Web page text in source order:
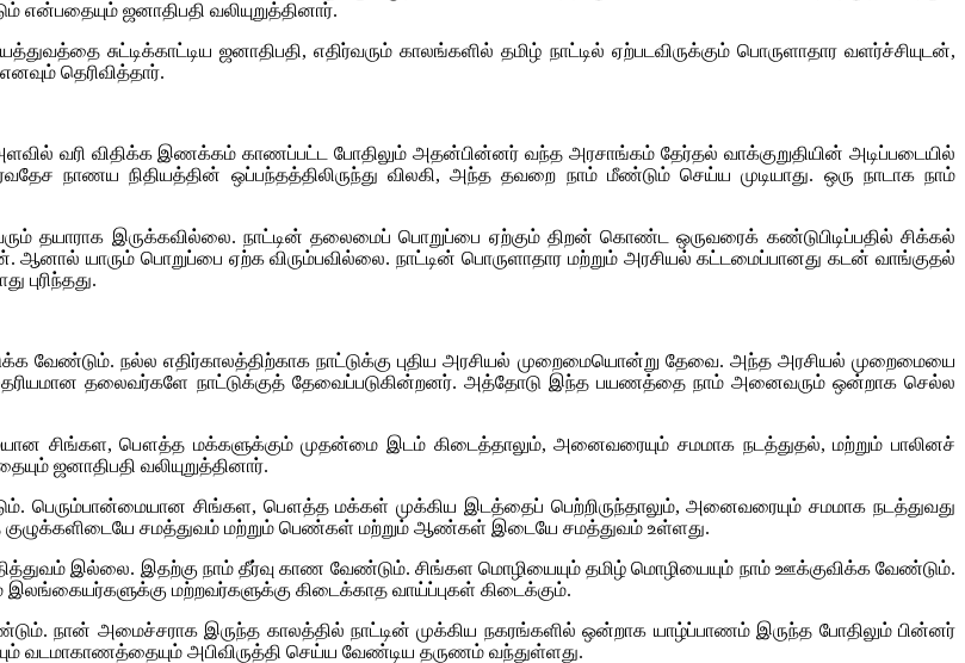
ஜனாதிபதி வலியுறுத்தினார்.
சுட்டிக்காட்டிய ஜனாதிபதி, எதிர்வரும் காலங்களில் தமிழ் நாட்டில் ஏற்படவிருக்கும் பொருளாதார வளர்ச்சியுடன்,
தெரிவித்தார்.
வரி விதிக்க இணக்கம் காணப்பட்ட போதிலும் அதன்பின்னர் வந்த அரசாங்கம் தேர்தல் வாக்குறுதியின் அடிப்படையில்
நாணய நிதியத்தின் ஒப்பந்தத்திலிருந்து விலகி, அந்த தவறை நாம் மீண்டும் செய்ய முடியாது. ஒரு நாடாக நாம்
தயாராக இருக்கவில்லை. நாட்டின் தலைமைப் பொறுப்பை ஏற்கும் திறன் கொண்ட ஒருவரைக் கண்டுபிடிப்பதில் சிக்கல்
ஆனால் யாரும் பொறுப்பை ஏற்க விரும்பவில்லை. நாட்டின் பொருளாதார மற்றும் அரசியல் கட்டமைப்பானது கடன் வாங்குதல்
நல்ல எதிர்காலத்திற்காக நாட்டுக்கு புதிய அரசியல் முறைமையொன்று தேவை. அந்த அரசியல் முறைமையை
தைரியமான தலைவர்களே நாட்டுக்குத் தேவைப்படுகின்றனர். அத்தோடு இந்த பயணத்தை நாம் அனைவரும் ஒன்றாக செல்ல
சிங்கள, பௌத்த மக்களுக்கும் முதன்மை இடம் கிடைத்தாலும், அனைவரையும் சமமாக நடத்துதல், மற்றும் பாலினச்
ஜனாதிபதி வலியுறுத்தினார்.
பெரும்பான்மையான சிங்கள, பௌத்த மக்கள் முக்கிய இடத்தைப் பெற்றிருந்தாலும், அனைவரையும் சமமாக நடத்துவது
சமத்துவம் மற்றும் பெண்கள் மற்றும் ஆண்கள் இடையே சமத்துவம் உள்ளது.
இல்லை. இதற்கு நாம் தீர்வு காண வேண்டும். சிங்கள மொழியையும் தமிழ் மொழியையும் நாம் ஊக்குவிக்க வேண்டும்.
இலங்கையர்களுக்கு மற்றவர்களுக்கு கிடைக்காத வாய்ப்புகள் கிடைக்கும்.
நான் அமைச்சராக இருந்த காலத்தில் நாட்டின் முக்கிய நகரங்களில் ஒன்றாக யாழ்ப்பாணம் இருந்த போதிலும் பின்னர்
வடமாகாணத்தையும் அபிவிருத்தி செய்ய வேண்டிய தருணம் வந்துள்ளது.